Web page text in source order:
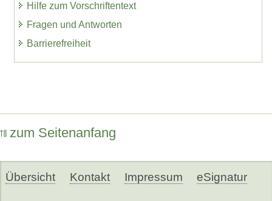
Hilfe zum Vorschriftentext
Fragen und Antworten
Barrierefreiheit
zum Seitenanfang
Übersicht Kontakt Impressum eSignatur